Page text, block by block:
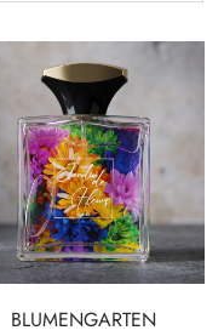
BLUMENGARTEN